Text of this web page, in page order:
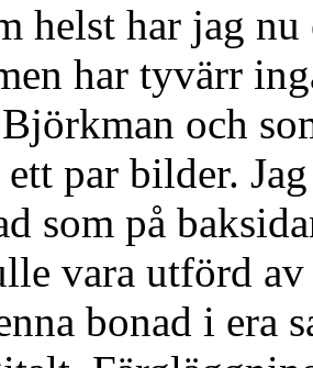
helst har jag
har tyvärr
och
par bilder.
som på
vara utförd
bonad i era